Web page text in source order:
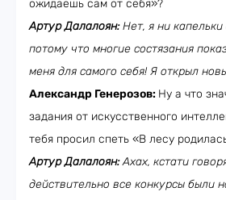
ожидаешь сам от себя»?
Артур Далалоян:Нет, я ни
потому что многие состязания
меня для самого себя! Я открыл
Александр Генерозов: Ну а что
задания от искусственного
тебя просил спеть «В лесу
Артур Далалоян:Ахах, кстати
действительно все конкурсы были